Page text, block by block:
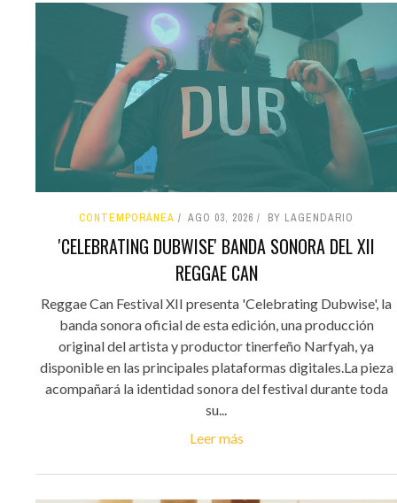
CONTEMPORÁNEA AGO 03, 2026 BY LAGENDARIO
'CELEBRATING DUBWISE' BANDA SONORA DEL XII
REGGAE CAN
Reggae Can Festival XII presenta 'Celebrating Dubwise', la
banda sonora oficial de esta edición, una producción
original del artista y productor tinerfeño Narfyah, ya
disponible en las principales plataformas digitales.La pieza
acompañará la identidad sonora del festival durante toda
su...
Leer más